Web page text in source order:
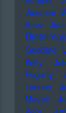
Joachim
Baez
Goddard
Kelly
Fogerty
Lennon
Mayall